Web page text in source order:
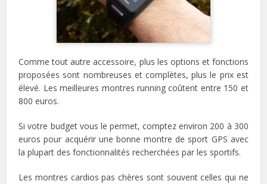
Comme tout autre accessoire, plus les options et fonctions
proposées sont nombreuses et complètes, plus le prix est
élevé. Les meilleures montres running coûtent entre 150 et
800 euros.
Si votre budget vous le permet, comptez environ 200 à 300
euros pour acquérir une bonne montre de sport GPS avec
la plupart des fonctionnalités recherchées par les sportifs.
Les montres cardios pas chères sont souvent celles qui ne